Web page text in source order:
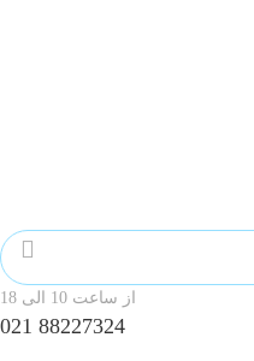
از ساعت 10 الی 18
88227324 021